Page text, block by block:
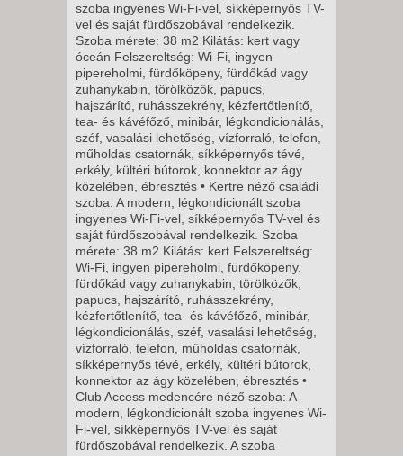
11 NAP / 10 ÉJSZAKA
2026. DECEMBER 07., HÉTFŐ -
8 NAP / 7 ÉJSZAKA
2026. DECEMBER 10.,
CSÜTÖRTÖK -
5 NAP / 4 ÉJSZAKA
2026. DECEMBER 10.,
CSÜTÖRTÖK -
8 NAP / 7 ÉJSZAKA
2026. DECEMBER 14., HÉTFŐ -
11 NAP / 10 ÉJSZAKA
2026. DECEMBER 14., HÉTFŐ -
8 NAP / 7 ÉJSZAKA
2026. DECEMBER 17.,
CSÜTÖRTÖK -
8 NAP / 7 ÉJSZAKA
szoba ingyenes Wi-Fi-vel, síkképernyős TV-
vel és saját fürdőszobával rendelkezik.
Szoba mérete: 38 m2 Kilátás: kert vagy
óceán Felszereltség: Wi-Fi, ingyen
pipereholmi, fürdőköpeny, fürdőkád vagy
zuhanykabin, törölközők, papucs,
hajszárító, ruhásszekrény, kézfertőtlenítő,
tea- és kávéfőző, minibár, légkondicionálás,
széf, vasalási lehetőség, vízforraló, telefon,
műholdas csatornák, síkképernyős tévé,
erkély, kültéri bútorok, konnektor az ágy
közelében, ébresztés • Kertre néző családi
szoba: A modern, légkondicionált szoba
ingyenes Wi-Fi-vel, síkképernyős TV-vel és
saját fürdőszobával rendelkezik. Szoba
mérete: 38 m2 Kilátás: kert Felszereltség:
Wi-Fi, ingyen pipereholmi, fürdőköpeny,
fürdőkád vagy zuhanykabin, törölközők,
papucs, hajszárító, ruhásszekrény,
kézfertőtlenítő, tea- és kávéfőző, minibár,
légkondicionálás, széf, vasalási lehetőség,
vízforraló, telefon, műholdas csatornák,
síkképernyős tévé, erkély, kültéri bútorok,
konnektor az ágy közelében, ébresztés •
Club Access medencére néző szoba: A
modern, légkondicionált szoba ingyenes Wi-
Fi-vel, síkképernyős TV-vel és saját
fürdőszobával rendelkezik. A szoba